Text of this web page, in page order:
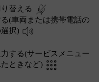
替える
(車両または携帯電話の
択)
する(サービスメニュー
ときなど)